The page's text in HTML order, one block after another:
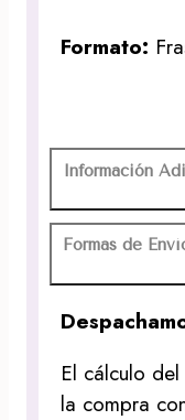
Formato:
Información
Formas de
El cálculo
la compra